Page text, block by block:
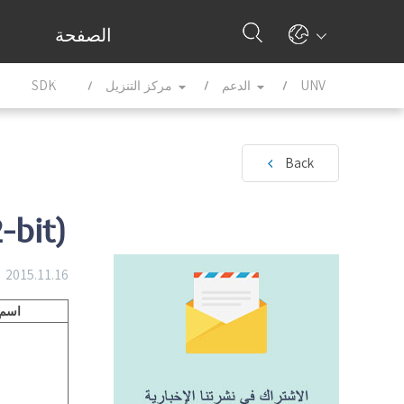
الصفحة
الرئيسية
UNV الدعم مركز التنزيل SDK
Back
bit)
2015.11.16